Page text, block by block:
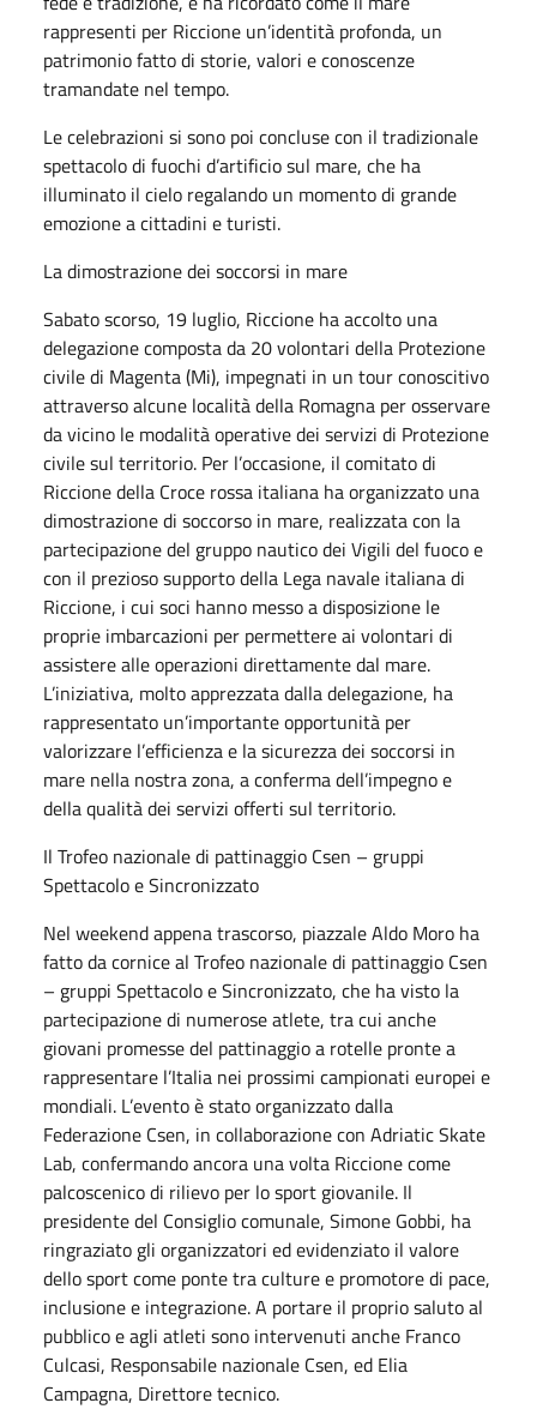
rappresenti per Riccione un’identità profonda, un
patrimonio fatto di storie, valori e conoscenze
tramandate nel tempo.
Le celebrazioni si sono poi concluse con il tradizionale
spettacolo di fuochi d’artificio sul mare, che ha
illuminato il cielo regalando un momento di grande
emozione a cittadini e turisti.
La dimostrazione dei soccorsi in mare
Sabato scorso, 19 luglio, Riccione ha accolto una
delegazione composta da 20 volontari della Protezione
civile di Magenta (Mi), impegnati in un tour conoscitivo
attraverso alcune località della Romagna per osservare
da vicino le modalità operative dei servizi di Protezione
civile sul territorio. Per l’occasione, il comitato di
Riccione della Croce rossa italiana ha organizzato una
dimostrazione di soccorso in mare, realizzata con la
partecipazione del gruppo nautico dei Vigili del fuoco e
con il prezioso supporto della Lega navale italiana di
Riccione, i cui soci hanno messo a disposizione le
proprie imbarcazioni per permettere ai volontari di
assistere alle operazioni direttamente dal mare.
L’iniziativa, molto apprezzata dalla delegazione, ha
rappresentato un’importante opportunità per
valorizzare l’efficienza e la sicurezza dei soccorsi in
mare nella nostra zona, a conferma dell’impegno e
della qualità dei servizi offerti sul territorio.
Il Trofeo nazionale di pattinaggio Csen – gruppi
Spettacolo e Sincronizzato
Nel weekend appena trascorso, piazzale Aldo Moro ha
fatto da cornice al Trofeo nazionale di pattinaggio Csen
– gruppi Spettacolo e Sincronizzato, che ha visto la
partecipazione di numerose atlete, tra cui anche
giovani promesse del pattinaggio a rotelle pronte a
rappresentare l’Italia nei prossimi campionati europei e
mondiali. L’evento è stato organizzato dalla
Federazione Csen, in collaborazione con Adriatic Skate
Lab, confermando ancora una volta Riccione come
palcoscenico di rilievo per lo sport giovanile. Il
presidente del Consiglio comunale, Simone Gobbi, ha
ringraziato gli organizzatori ed evidenziato il valore
dello sport come ponte tra culture e promotore di pace,
inclusione e integrazione. A portare il proprio saluto al
pubblico e agli atleti sono intervenuti anche Franco
Culcasi, Responsabile nazionale Csen, ed Elia
Campagna, Direttore tecnico.